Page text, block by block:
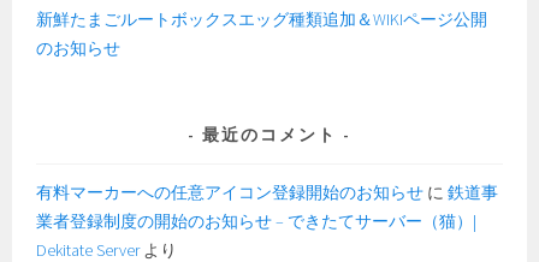
新鮮たまごルートボックスエッグ種類追加＆WIKIページ公開
のお知らせ
最近のコメント
有料マーカーへの任意アイコン登録開始のお知らせ に鉄道事
業者登録制度の開始のお知らせ – できたてサーバー（猫）|
Dekitate Serverより